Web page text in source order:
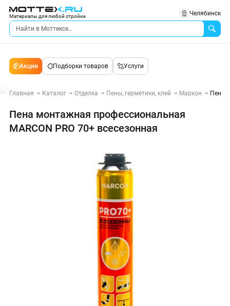
Материалы для любой стройки Челябинск
Акции Подборки товаров Услуги
Главная Каталог Отделка Пены, герметики, клей Маркон Пена
Пена монтажная профессиональная
MARCON PRO 70+ всесезонная